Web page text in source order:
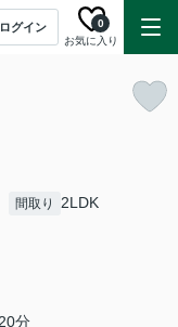
ログイン
お気に入り
0
間取り 2LDK
分